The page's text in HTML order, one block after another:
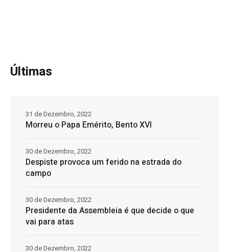
Últimas
Morreu o Papa Emérito, Bento XVI
31 de Dezembro, 2022
Despiste provoca um ferido na estrada do
campo
30 de Dezembro, 2022
Presidente da Assembleia é que decide o que
vai para atas
30 de Dezembro, 2022
30 de Dezembro, 2022